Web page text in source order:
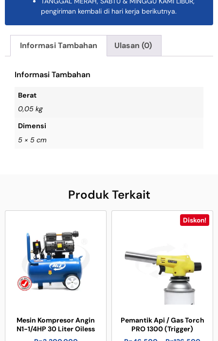
pengiriman kembali di hari kerja berikutnya.
Informasi Tambahan Ulasan (0)
Informasi Tambahan
Berat
0,05 kg
Dimensi
5 × 5 cm
Produk Terkait
Mesin Kompresor Angin
N1-1/4HP 30 Liter Oiless
Diskon!
Pemantik Api / Gas Torch
PRO 1300 (Trigger)